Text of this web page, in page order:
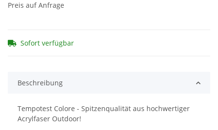
Preis auf Anfrage
Sofort verfügbar
Beschreibung
Tempotest Colore - Spitzenqualität aus hochwertiger
Acrylfaser Outdoor!